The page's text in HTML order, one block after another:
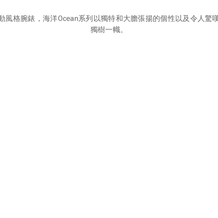
風格腕錶，海洋Ocean系列以獨特和大膽張揚的個性以及令人驚
獨樹一幟。